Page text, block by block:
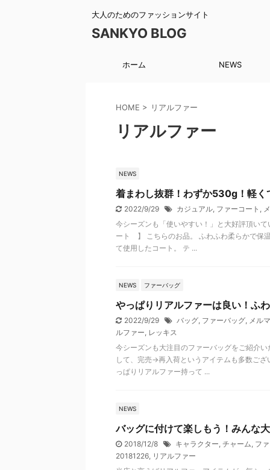
大人のためのファッションサイト
SANKYO BLOG
ホーム NEWS
HOME > リアルファー
リアルファー
NEWS
着まわし抜群！わずか530g！軽く
2022/9/29 カジュアル, ファーコート ,
今シーズンも「使いやすい！」と大好評頂
ート 】 こちらのお品。 ふわふわ柔らかで保
て使用したコート。 テ ...
NEWS ファーバッグ
やっぱりリアルファーは良い！ふ
2022/9/29 バッグ, ファーバッグ, メル
ルファー, レッキス
今シーズンも大注目のファーバッグをご紹介
して、完売→再入荷というアイテムも多数ご
っぱりリアルファー持って ...
NEWS
バッグに付けて楽しもう！みんな
2018/12/8 キャラクター, チャーム, フ
20181226, リアルファー